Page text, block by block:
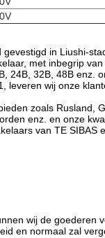
in Liushi-
met inbegrip
24B, 32B, 48B enz.
leveren wij onze
zoals Rusland,
enz. en onze
van TE SIBAS
wij de goederen
en normaal zal